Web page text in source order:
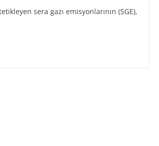
sera gazı emisyonlarının (SGE),